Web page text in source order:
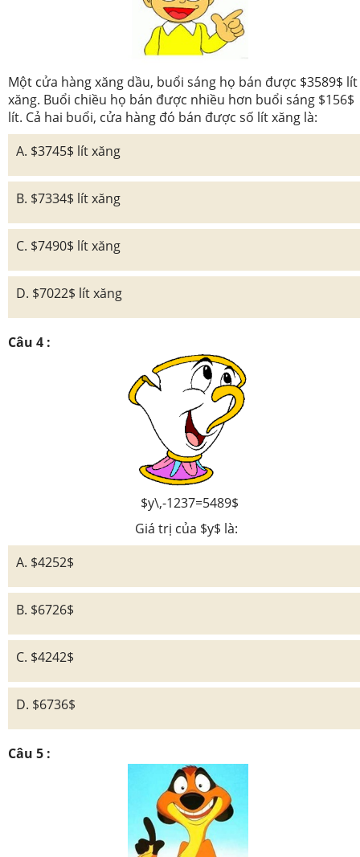
Một cửa hàng xăng dầu, buổi sáng họ bán được $3589$ lít
xăng. Buổi chiều họ bán được nhiều hơn buổi sáng $156$
lít. Cả hai buổi, cửa hàng đó bán được số lít xăng là:
A. $3745$ lít xăng
B. $7334$ lít xăng
C. $7490$ lít xăng
D. $7022$ lít xăng
Câu 4 :
$y\,-1237=5489$
Giá trị của $y$ là:
A. $4252$
B. $6726$
C. $4242$
D. $6736$
Câu 5 :